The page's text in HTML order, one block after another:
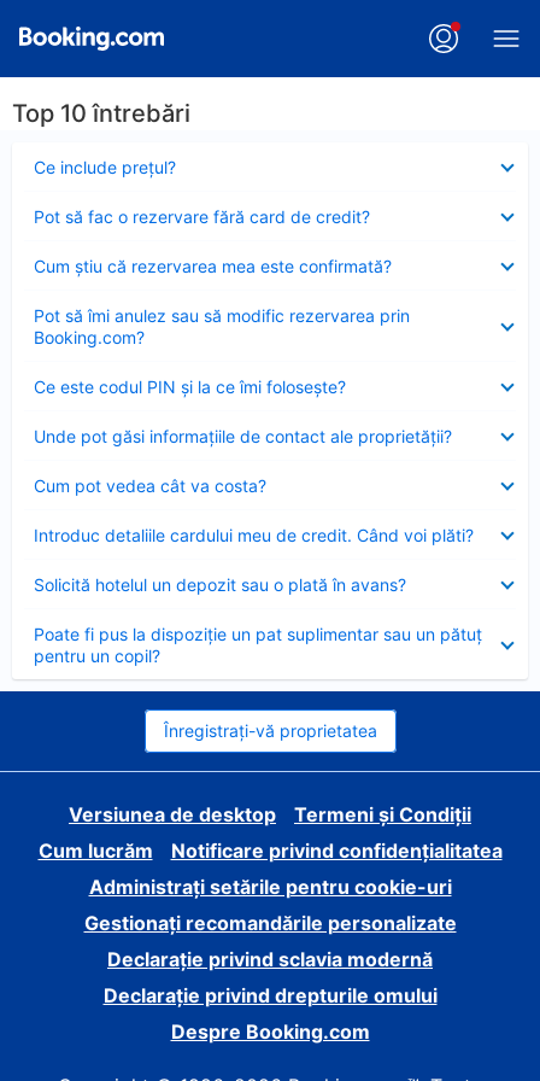
Top 10 întrebări
Ce include preţul?
închis
Pot să fac o rezervare fără card de credit?
închis
Cum ştiu că rezervarea mea este confirmată?
închis
Pot să îmi anulez sau să modific rezervarea prin
Booking.com?
închis
Ce este codul PIN şi la ce îmi foloseşte?
închis
Unde pot găsi informațiile de contact ale proprietății?
închis
Cum pot vedea cât va costa?
închis
Introduc detaliile cardului meu de credit. Când voi plăti?
închis
Solicită hotelul un depozit sau o plată în avans?
închis
Poate fi pus la dispoziție un pat suplimentar sau un pătuț
pentru un copil?
închis
Înregistrați-vă proprietatea
Versiunea de desktop
Termeni și Condiții
Cum lucrăm
Notificare privind confidențialitatea
Administrați setările pentru cookie-uri
Gestionați recomandările personalizate
Declarație privind sclavia modernă
Declarație privind drepturile omului
Despre Booking.com